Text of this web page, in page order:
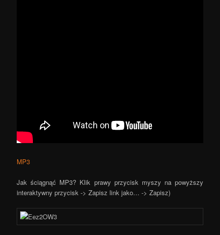
MP3
Jak ściągnąć MP3? Klik prawy przycisk myszy na powyższy
interaktywny przycisk -> Zapisz link jako… -> Zapisz)